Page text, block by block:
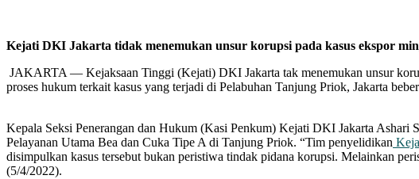
Kejati DKI Jakarta tidak menemukan unsur korupsi pada kasus ekspor
JAKARTA — Kejaksaan Tinggi (Kejati) DKI Jakarta tak menemukan unsur
proses hukum terkait kasus yang terjadi di Pelabuhan Tanjung Priok, Jakarta
Kepala Seksi Penerangan dan Hukum (Kasi Penkum) Kejati DKI Jakarta Ashari
Pelayanan Utama Bea dan Cuka Tipe A di Tanjung Priok. “Tim penyelidikan
disimpulkan kasus tersebut bukan peristiwa tindak pidana korupsi. Melainkan
(5/4/2022).